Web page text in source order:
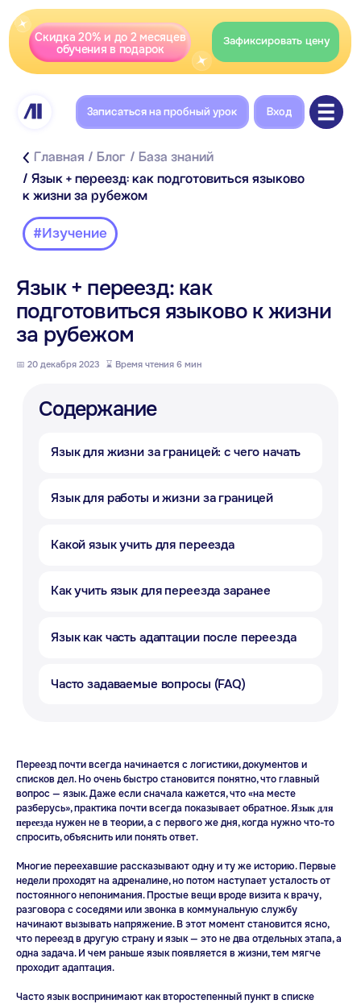
Зафиксировать цену
Скидка 20% и до 2 месяцев
обучения в подарок
Главная / Блог / База знаний
/ Язык + переезд: как подготовиться языково
#Изучение
Язык + переезд: как
подготовиться языково к жизни
за рубежом
📅 20 декабря 2023 ⌛ Время чтения 6 мин
Содержание
Язык для жизни за границей: с чего начать
Как учить язык для переезда заранее
Язык как часть адаптации после переезда
Переезд почти всегда начинается с логистики, документов и
списков дел. Но очень быстро становится понятно, что главный
вопрос — язык. Даже если сначала кажется, что «на месте
разберусь», практика почти всегда показывает обратное.Язык для
переезда нужен не в теории, а с первого же дня, когда нужно что-то
спросить, объяснить или понять ответ.
Многие переехавшие рассказывают одну и ту же историю. Первые
недели проходят на адреналине, но потом наступает усталость от
постоянного непонимания. Простые вещи вроде визита к врачу,
разговора с соседями или звонка в коммунальную службу
начинают вызывать напряжение. В этот момент становится ясно,
что переезд в другую страну и язык — это не два отдельных этапа, а
одна задача. И чем раньше язык появляется в жизни, тем мягче
проходит адаптация.
Часто язык воспринимают как второстепенный пункт в списке